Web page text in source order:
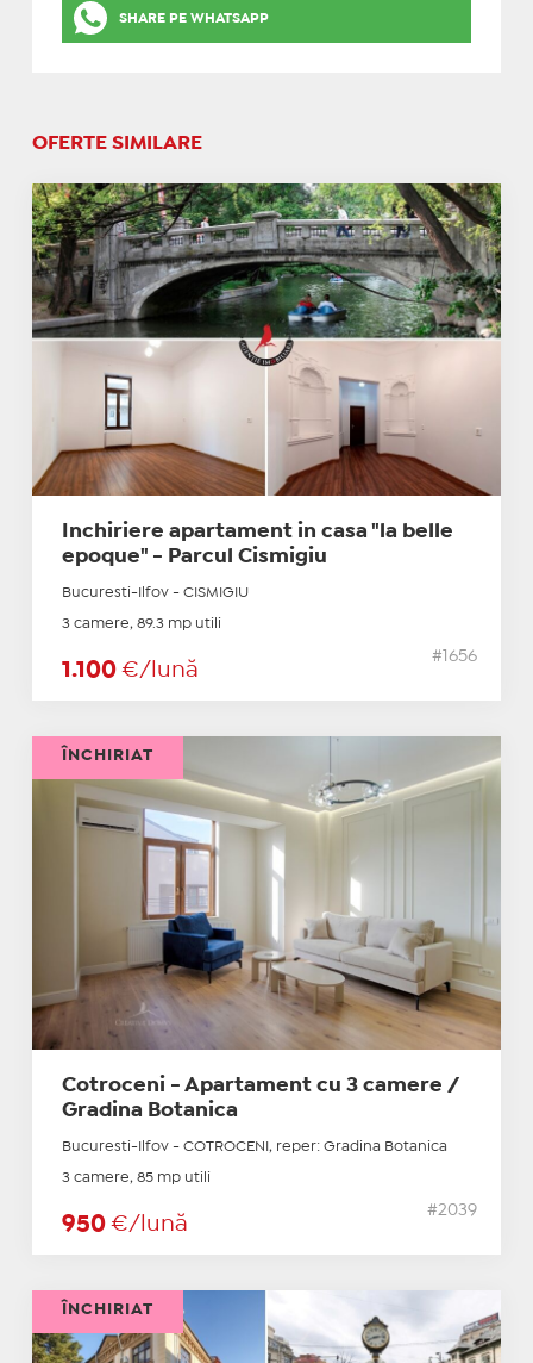
SHARE PE WHATSAPP
OFERTE SIMILARE
Inchiriere apartament in casa "la belle
epoque" - Parcul Cismigiu
Bucuresti-Ilfov - CISMIGIU
3 camere, 89.3 mp utili
1.100 €/lună
#1656
Cotroceni - Apartament cu 3 camere /
Gradina Botanica
Bucuresti-Ilfov - COTROCENI, reper: Gradina Botanica
3 camere, 85 mp utili
950 €/lună
#2039
ÎNCHIRIAT
ÎNCHIRIAT